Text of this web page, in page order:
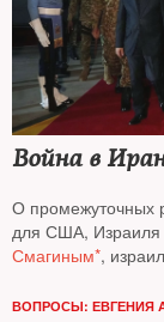
Война в
О промежуточных
для США,
Смагиным*,
Шахновичем
ВОПРОСЫ: ЕВГЕНИЯ